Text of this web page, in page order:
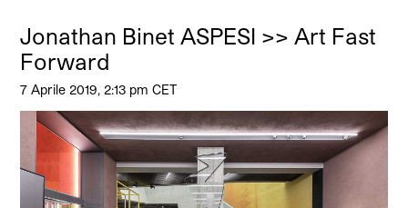
Jonathan Binet ASPESI >> Art Fast
Forward
7 Aprile 2019, 2:13 pm CET